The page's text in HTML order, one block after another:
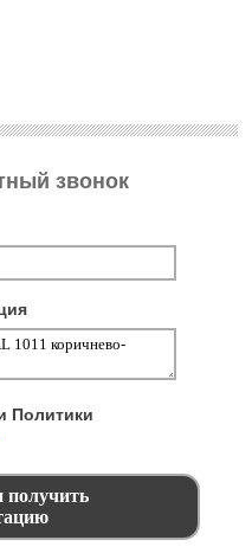
звонок
Политики